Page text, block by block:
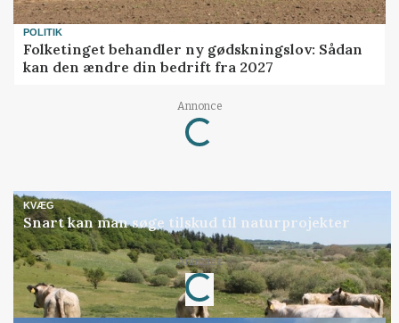
POLITIK
Folketinget behandler ny gødskningslov: Sådan
kan den ændre din bedrift fra 2027
Annonce
Loading...
KVÆG
Snart kan man søge tilskud til naturprojekter
Annonce
Loading...